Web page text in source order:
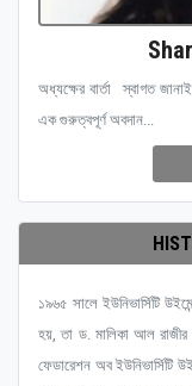
অধ্যক্ষের বার্তা স্বাগত
এক গুরুত্বপূর্ণ অবদান...
১৯৬৫ সালে ইউনিভার্সিটি
হয়, তা ড. মালিকা আল
ফেডারেশন অব ইউনিভার্সিটি